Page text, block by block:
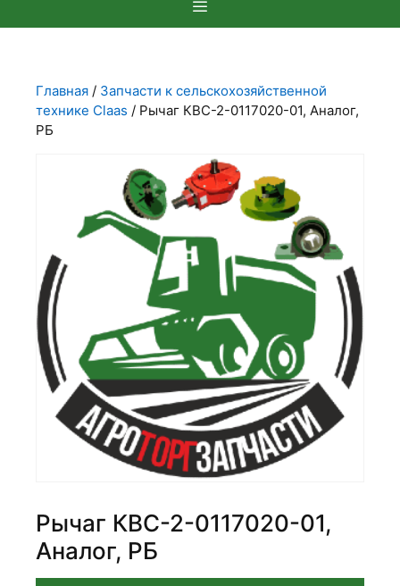
Главная / Запчасти к сельскохозяйственной
технике Claas / Рычаг КВС-2-0117020-01, Аналог,
РБ
Рычаг КВС-2-0117020-01,
Аналог, РБ